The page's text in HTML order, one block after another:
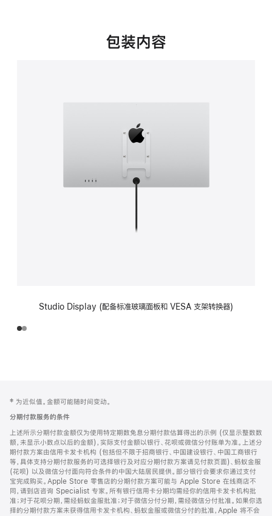
中
包装内容
Studio Display (配备标准玻璃面板和 VESA 支架转换器)
页
页
脚
注
‡ 为近似值。金额可能随时间变动。
分期付款服务的条件
上述所示分期付款金额仅为使用特定期数免息分期付款估算得出的示例 (仅显示整数数
额，未显示小数点以后的金额)，实际支付金额以银行、花呗或微信分付账单为准。上述分
期付款方案由信用卡发卡机构 (包括但不限于招商银行、中国建设银行、中国工商银行
等，具体支持分期付款服务的可选择银行及对应分期付款方案请见付款页面)、蚂蚁金服
(花呗) 以及微信分付面向符合条件的中国大陆居民提供。部分银行会要求你通过支付
宝完成购买。Apple Store 零售店的分期付款方案可能与 Apple Store 在线商店不
同，请到店咨询 Specialist 专家。所有银行信用卡分期均需经你的信用卡发卡机构批
准；对于花呗分期，需经蚂蚁金服批准；对于微信分付分期，需经微信分付批准。如果你选
择的分期付款方案未获得信用卡发卡机构、蚂蚁金服或微信分付的批准，Apple 将不会